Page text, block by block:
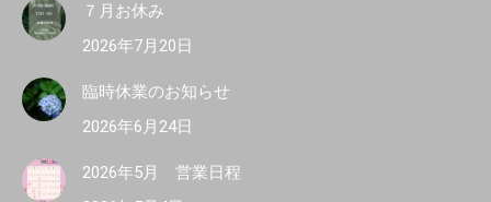
７月お休み
2026年7月20日
臨時休業のお知らせ
2026年6月24日
2026年5月 営業日程